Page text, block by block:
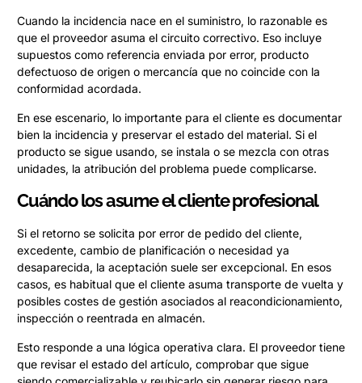
Cuando la incidencia nace en el suministro, lo razonable es
que el proveedor asuma el circuito correctivo. Eso incluye
supuestos como referencia enviada por error, producto
defectuoso de origen o mercancía que no coincide con la
conformidad acordada.
En ese escenario, lo importante para el cliente es documentar
bien la incidencia y preservar el estado del material. Si el
producto se sigue usando, se instala o se mezcla con otras
unidades, la atribución del problema puede complicarse.
Cuándo los asume el cliente profesional
Si el retorno se solicita por error de pedido del cliente,
excedente, cambio de planificación o necesidad ya
desaparecida, la aceptación suele ser excepcional. En esos
casos, es habitual que el cliente asuma transporte de vuelta y
posibles costes de gestión asociados al reacondicionamiento,
inspección o reentrada en almacén.
Esto responde a una lógica operativa clara. El proveedor tiene
que revisar el estado del artículo, comprobar que sigue